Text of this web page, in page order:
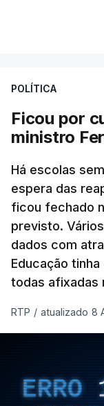
POLÍTICA
Ficou por
ministro
Há escolas
espera das
ficou fechado
previsto.
dados com
Educação
todas afixadas
RTP / atualizado 8
ERRO